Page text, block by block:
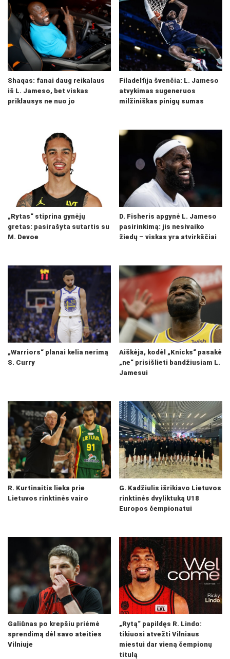
Shaqas: fanai daug reikalaus
iš L. Jameso, bet viskas
priklausys ne nuo jo
Filadelfija švenčia: L. Jameso
atvykimas sugeneruos
milžiniškas pinigų sumas
„Rytas“ stiprina gynėjų
gretas: pasirašyta sutartis su
M. Devoe
D. Fisheris apgynė L. Jameso
pasirinkimą: jis nesivaiko
žiedų – viskas yra atvirkščiai
„Warriors“ planai kelia nerimą
S. Curry
Aiškėja, kodėl „Knicks“ pasakė
„ne“ prisišlieti bandžiusiam L.
Jamesui
R. Kurtinaitis lieka prie
Lietuvos rinktinės vairo
G. Kadžiulis išrikiavo Lietuvos
rinktinės dvyliktuką U18
Europos čempionatui
Galiūnas po krepšiu priėmė
sprendimą dėl savo ateities
Vilniuje
„Rytą“ papildęs R. Lindo:
tikiuosi atvežti Vilniaus
miestui dar vieną čempionų
titulą